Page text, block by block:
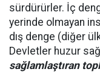
sürdürürler. İç
yerinde olmayan
dış denge (diğer
Devletler huzur
sağlamlaştıran